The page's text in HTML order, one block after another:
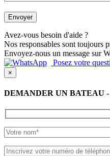
Avez-vous besoin d'aide ?
Nos responsables sont toujours
Envoyez-nous un message sur
Posez votre
×
DEMANDER UN BATEAU